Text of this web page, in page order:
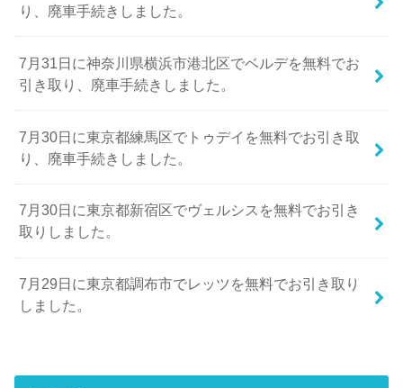
り、廃車手続きしました。
7月31日に神奈川県横浜市港北区でベルデを無料でお
引き取り、廃車手続きしました。
7月30日に東京都練馬区でトゥデイを無料でお引き取
り、廃車手続きしました。
7月30日に東京都新宿区でヴェルシスを無料でお引き
取りしました。
7月29日に東京都調布市でレッツを無料でお引き取り
しました。